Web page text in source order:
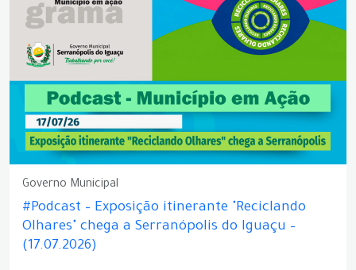
Governo Municipal
#Podcast – Exposição itinerante "Reciclando
Olhares" chega a Serranópolis do Iguaçu –
(17.07.2026)